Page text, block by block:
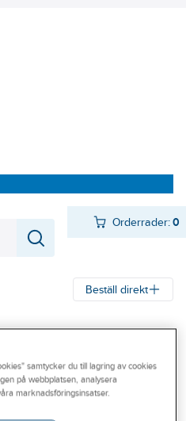
Orderrader:0
Beställ direkt
Surrning
samtycker du till lagring av cookies
på webbplatsen, analysera
marknadsföringsinsatser.